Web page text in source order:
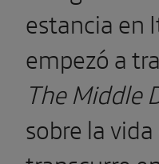
estancia en
empezó a
The Middle
sobre la